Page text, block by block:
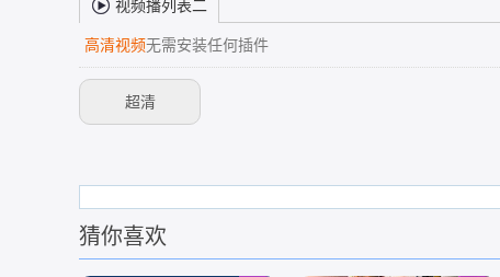
视频播列表二
高清视频无需安装任何插件
超清
猜你喜欢